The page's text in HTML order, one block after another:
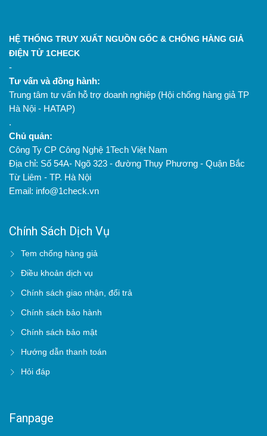
HỆ THỐNG TRUY XUẤT NGUỒN GỐC & CHỐNG HÀNG GIẢ
ĐIỆN TỬ 1CHECK
-
Tư vấn và đồng hành:
Trung tâm tư vấn hỗ trợ doanh nghiệp (Hội chống hàng giả TP
Hà Nội - HATAP)
.
Chủ quản:
Công Ty CP Công Nghệ 1Tech Việt Nam
Địa chỉ: Số 54A- Ngõ 323 - đường Thụy Phương - Quận Bắc
Từ Liêm - TP. Hà Nội
Email: info@1check.vn
Chính Sách Dịch Vụ
Tem chống hàng giả
Điều khoản dịch vụ
Chính sách giao nhận, đổi trả
Chính sách bảo hành
Chính sách bảo mật
Hướng dẫn thanh toán
Hỏi đáp
Fanpage